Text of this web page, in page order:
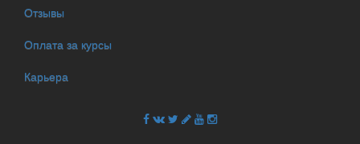
Отзывы
Оплата за курсы
Карьера